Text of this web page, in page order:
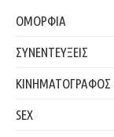
ΟΜΟΡΦΙΑ
ΣΥΝΕΝΤΕΥΞΕΙΣ
ΚΙΝΗΜΑΤΟΓΡΑΦΟΣ
SEX